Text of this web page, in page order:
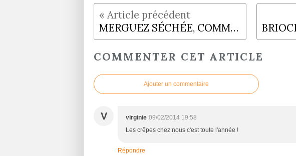
MERGUEZ SÉCHÉE, COMME UN CHORIZO MAISON
COMMENTER CET ARTICLE
Ajouter un commentaire
V virginie 09/02/2014 19:58
Les crêpes chez nous c'est toute l'année !
Répondre